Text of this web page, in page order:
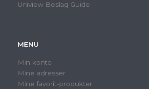
Uniview Beslag Guide
MENU
Min konto
Mine adresser
Mine favorit-produkter